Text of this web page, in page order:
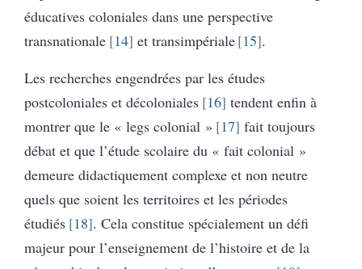
éducatives coloniales dans une perspective
transnationale 14 et transimpériale 15 .
Les recherches engendrées par les études
postcoloniales et décoloniales 16 tendent enfin à
montrer que le « legs colonial » 17 fait toujours
débat et que l’étude scolaire du « fait colonial »
demeure didactiquement complexe et non neutre
quels que soient les territoires et les périodes
étudiés 18 . Cela constitue spécialement un défi
majeur pour l’enseignement de l’histoire et de la